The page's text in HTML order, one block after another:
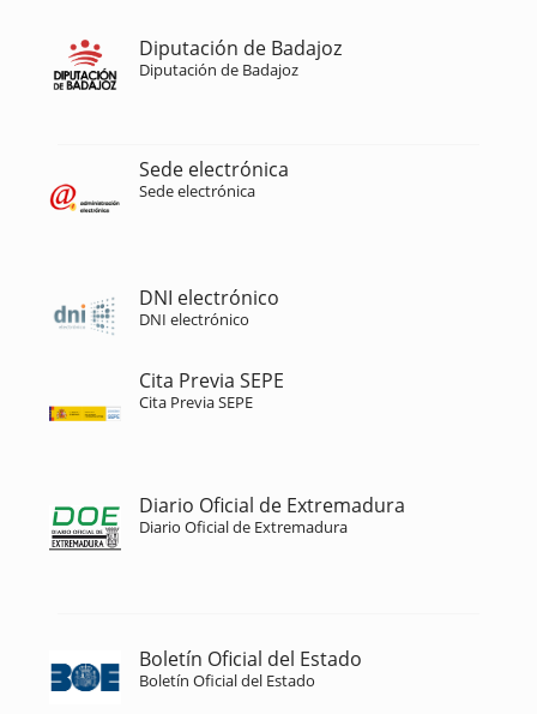
Diputación de Badajoz
Diputación de Badajoz
Sede electrónica
Sede electrónica
DNI electrónico
DNI electrónico
Cita Previa SEPE
Cita Previa SEPE
Diario Oficial de Extremadura
Diario Oficial de Extremadura
Boletín Oficial del Estado
Boletín Oficial del Estado